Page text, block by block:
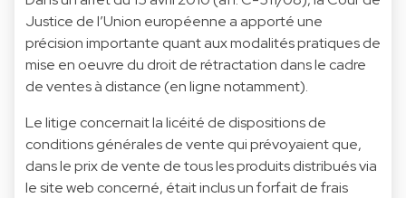
Justice de l’Union européenne a apporté une
précision importante quant aux modalités pratiques de
mise en oeuvre du droit de rétractation dans le cadre
de ventes à distance (en ligne notamment).
Le litige concernait la licéité de dispositions de
conditions générales de vente qui prévoyaient que,
dans le prix de vente de tous les produits distribués via
le site web concerné, était inclus un forfait de frais